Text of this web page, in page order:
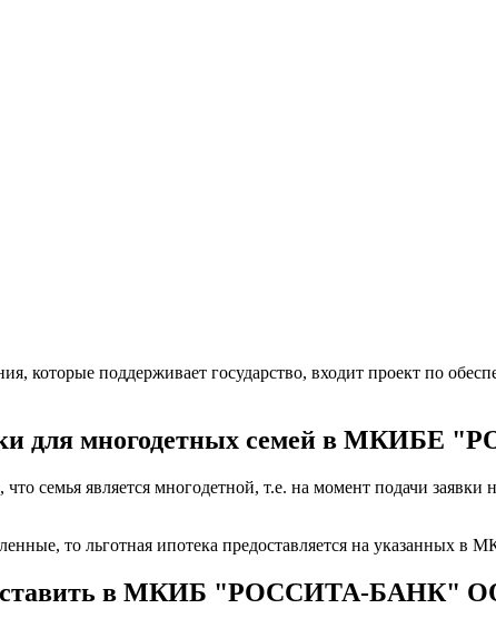
которые поддерживает государство, входит проект по
для многодетных семей в
что семья является многодетной, т.е. на момент подачи
то льготная ипотека предоставляется на
в МКИБ "РОССИТА-БАНК"